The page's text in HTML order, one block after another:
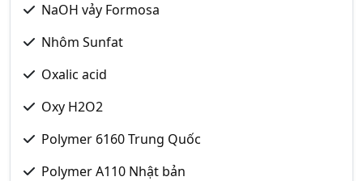
NaOH vảy Formosa
Nhôm Sunfat
Oxalic acid
Oxy H2O2
Polymer 6160 Trung Quốc
Polymer A110 Nhật bản